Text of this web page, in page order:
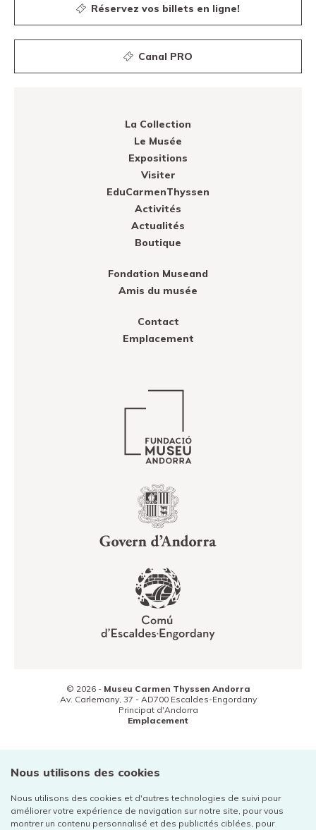
Nous utilisons des cookies
Nous utilisons des cookies et d'autres technologies de suivi pour
améliorer votre expérience de navigation sur notre site, pour vous
montrer un contenu personnalisé et des publicités ciblées, pour
Réservez vos billets en ligne!
Canal PRO
La Collection
Le Musée
Expositions
Visiter
EduCarmenThyssen
Activités
Actualités
Boutique
Fondation Museand
Amis du musée
Contact
Emplacement
© 2026 - Museu Carmen Thyssen Andorra
Av. Carlemany, 37 - AD700 Escaldes-Engordany
Principat d'Andorra
Emplacement